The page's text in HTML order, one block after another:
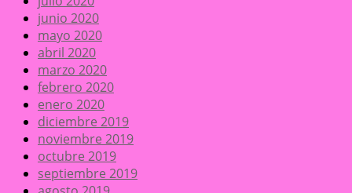
junio 2020
mayo 2020
abril 2020
marzo 2020
febrero 2020
enero 2020
diciembre 2019
noviembre 2019
octubre 2019
septiembre 2019